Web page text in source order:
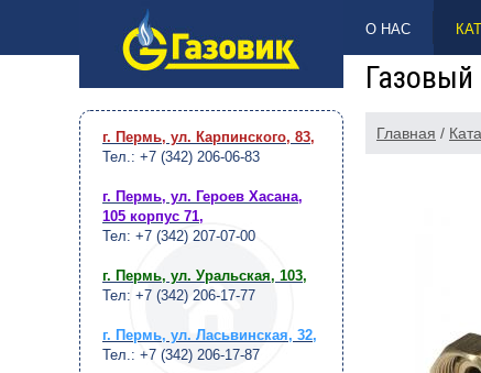
НАВЕРХ
О НАС
Главная /
г. Пермь, ул. Карпинского, 83,
Тел.: +7 (342) 206-06-83
г. Пермь, ул. Героев Хасана,
105 корпус 71,
Тел: +7 (342) 207-07-00
г. Пермь, ул. Уральская, 103,
Тел: +7 (342) 206-17-77
г. Пермь, ул. Ласьвинская, 32,
Тел.: +7 (342) 206-17-87